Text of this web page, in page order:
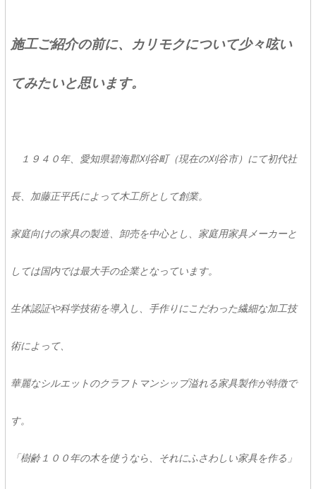
施工ご紹介の前に、カリモクについて少々呟い
てみたいと思います。
１９４０年、愛知県碧海郡刈谷町（現在の刈谷市）にて初代社
長、加藤正平氏によって木工所として創業。
家庭向けの家具の製造、卸売を中心とし、家庭用家具メーカーと
しては国内では最大手の企業となっています。
生体認証や科学技術を導入し、手作りにこだわった繊細な加工技
術によって、
華麗なシルエットのクラフトマンシップ溢れる家具製作が特徴で
す。
「樹齢１００年の木を使うなら、それにふさわしい家具を作る」